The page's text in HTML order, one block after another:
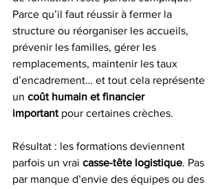
Parce qu’il faut réussir à fermer la
structure ou réorganiser les accueils,
prévenir les familles, gérer les
remplacements, maintenir les taux
d’encadrement… et tout cela représente
un coût humain et financier
important pour certaines crèches.
Résultat : les formations deviennent
parfois un vrai casse-tête logistique. Pas
par manque d’envie des équipes ou des